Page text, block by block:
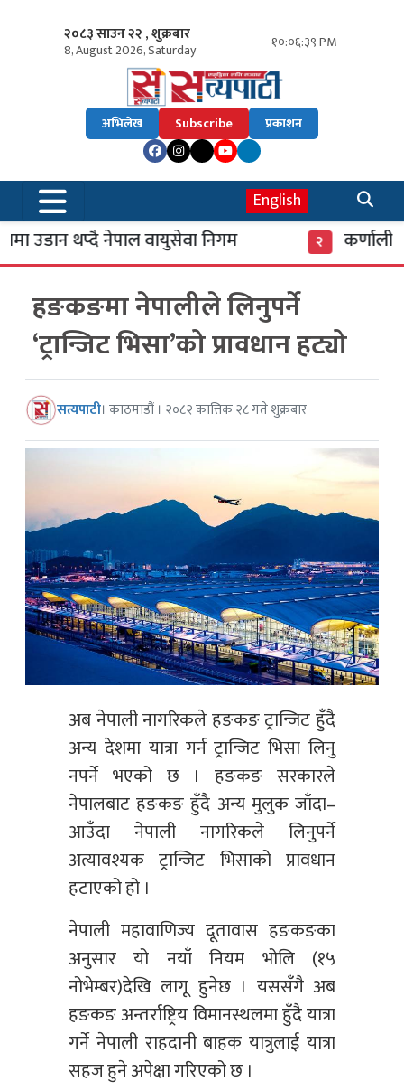
२०८३ साउन २२ , शुक्रबार
8, August 2026, Saturday १०:०६:४० PM
अभिलेख Subscribe प्रकाशन
English
उडान थप्दै नेपाल वायुसेवा निगम कर्णाली
हङकङमा नेपालीले लिनुपर्ने
‘ट्रान्जिट भिसा’को प्रावधान हट्यो
सत्यपाटी। काठमाडौं । २०८२ कात्तिक २८ गते शुक्रबार
अब नेपाली नागरिकले हङकङ ट्रान्जिट हुँदै
अन्य देशमा यात्रा गर्न ट्रान्जिट भिसा लिनु
नपर्ने भएको छ । हङकङ सरकारले
नेपालबाट हङकङ हुँदै अन्य मुलुक जाँदा–
आउँदा नेपाली नागरिकले लिनुपर्ने
अत्यावश्यक ट्रान्जिट भिसाको प्रावधान
हटाएको हो ।
नेपाली महावाणिज्य दूतावास हङकङका
अनुसार यो नयाँ नियम भोलि (१५
नोभेम्बर)देखि लागू हुनेछ । यससँगै अब
हङकङ अन्तर्राष्ट्रिय विमानस्थलमा हुँदै यात्रा
गर्ने नेपाली राहदानी बाहक यात्रुलाई यात्रा
सहज हुने अपेक्षा गरिएको छ ।